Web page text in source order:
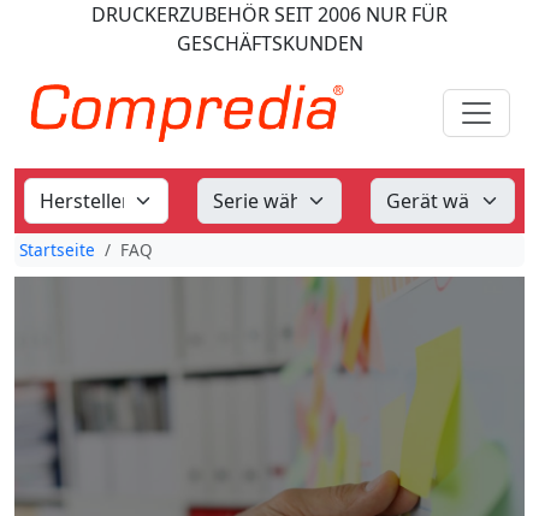
DRUCKERZUBEHÖRSEIT 2006 NUR FÜR
GESCHÄFTSKUNDEN
Startseite FAQ